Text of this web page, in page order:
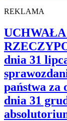
REKLAMA
dnia 31
państwa za
dnia 31